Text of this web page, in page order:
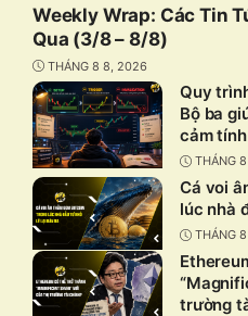
Weekly Wrap: Các Tin
Qua (3/8 – 8/8)
THÁNG 8 8, 2026
Quy
Bộ ba
cảm tính
THÁNG
Cá voi
lúc nhà
THÁNG
trường